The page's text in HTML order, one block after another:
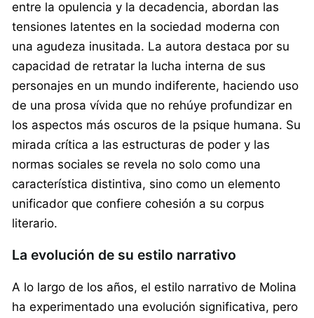
entre la opulencia y la decadencia, abordan las
tensiones latentes en la sociedad moderna con
una agudeza inusitada. La autora destaca por su
capacidad de retratar la lucha interna de sus
personajes en un mundo indiferente, haciendo uso
de una prosa vívida que no rehúye profundizar en
los aspectos más oscuros de la psique humana. Su
mirada crítica a las estructuras de poder y las
normas sociales se revela no solo como una
característica distintiva, sino como un elemento
unificador que confiere cohesión a su corpus
literario.
La evolución de su estilo narrativo
A lo largo de los años, el estilo narrativo de Molina
ha experimentado una evolución significativa, pero